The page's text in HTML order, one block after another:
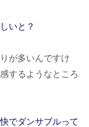
いと？
が多いんですけ
するようなところ
でダンサブルって